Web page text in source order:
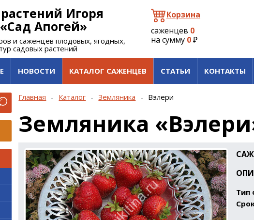
Игоря
Апогей»
и саженцев плодовых, ягодных,
садовых растений
Корзина
саженцев 0
на сумму 0₽
НОВОСТИ КАТАЛОГ САЖЕНЦЕВ СТАТЬИ КОНТАКТЫ
Главная - Каталог - Земляника - Вэлери
Земляника
Тип